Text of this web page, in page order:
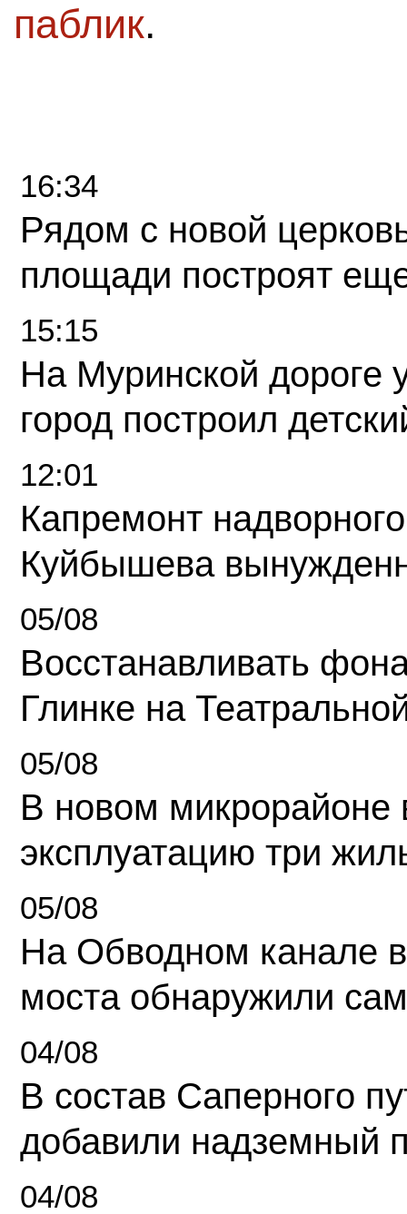
паблик.
16:34
Рядом с новой
площади построят
15:15
На Муринской дороге
город построил
12:01
Капремонт
Куйбышева
05/08
Восстанавливать
Глинке на
05/08
В новом микрорайоне
эксплуатацию три
05/08
На Обводном канале
моста обнаружили
04/08
В состав Саперного
добавили надземный
04/08